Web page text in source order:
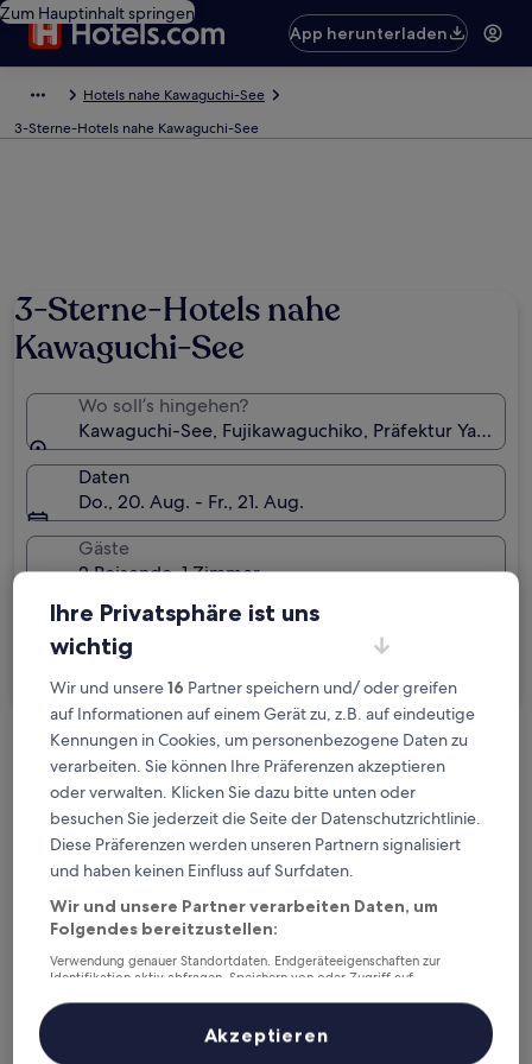
Zum Hauptinhalt springen
App herunterladen
Hotels nahe Kawaguchi-See
3-Sterne-Hotels nahe Kawaguchi-See
3-Sterne-Hotels nahe
Kawaguchi-See
Wo soll’s hingehen?
Kawaguchi-See, Fujikawaguchiko, Präfektur
Daten
Do., 20. Aug. - Fr., 21. Aug.
Gäste
2 Reisende, 1 Zimmer
Ich reise geschäftlich
Kostenlose Stornierung bei
Planänderungen
Verdiene Prämien für jede
wahrgenommene Übernachtung
Mehr sparen mit Preisen für Mitglieder
Überprüfe die Preise für diese Daten
Ihre Privatsphäre ist uns
wichtig
Wir und unsere16 Partner speichern und/ oder greifen
auf Informationen auf einem Gerät zu, z.B. auf eindeutige
Kennungen in Cookies, um personenbezogene Daten zu
verarbeiten. Sie können Ihre Präferenzen akzeptieren
oder verwalten. Klicken Sie dazu bitte unten oder
besuchen Sie jederzeit die Seite der Datenschutzrichtlinie.
Diese Präferenzen werden unseren Partnern signalisiert
und haben keinen Einfluss auf Surfdaten.
Wir und unsere Partner verarbeiten Daten, um
Folgendes bereitzustellen:
Verwendung genauer Standortdaten. Endgeräteeigenschaften zur
Identifikation aktiv abfragen. Speichern von oder Zugriff auf
Inhalte, Messung von Werbeleistung und der Performance von Inhalten,
Zielgruppenforschung sowie Entwicklung und Verbesserung von
Akzeptieren